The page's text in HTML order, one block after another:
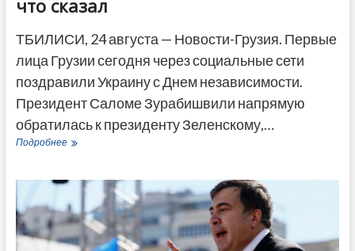
что сказал
ТБИЛИСИ, 24 августа — Новости-Грузия. Первые
лица Грузии сегодня через социальные сети
поздравили Украину с Днем независимости.
Президент Саломе Зурабишвили напрямую
обратилась к президенту Зеленскому,…
ПодробнееПервые
поздравили
Украину
с
Днем
независимости: